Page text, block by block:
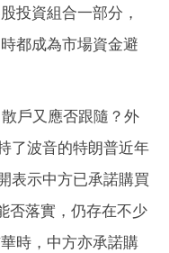
投資組合一部分，
都成為市場資金避
戶又應否跟隨？外
了波音的特朗普近年
表示中方已承諾購買
否落實，仍存在不少
時，中方亦承諾購